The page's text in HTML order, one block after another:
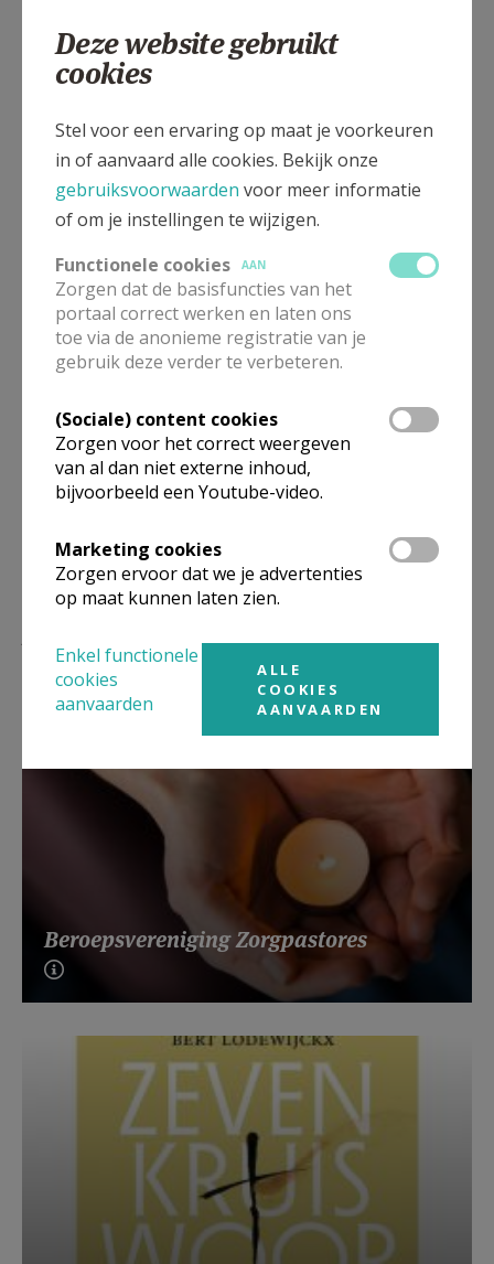
Pastorale Eenheid HH Prisca en Aquila
Meer
Artikel
Deel dit artikel
Beroepsvereniging Zorgpastores
Deze website gebruikt
cookies
Stel voor een ervaring op maat je voorkeuren
in of aanvaard alle cookies. Bekijk onze
gebruiksvoorwaarden voor meer informatie
of om je instellingen te wijzigen.
Functionele cookies
AAN
Zorgen dat de basisfuncties van het
portaal correct werken en laten ons
toe via de anonieme registratie van je
gebruik deze verder te verbeteren.
(Sociale) content cookies
Zorgen voor het correct weergeven
van al dan niet externe inhoud,
bijvoorbeeld een Youtube-video.
Marketing cookies
Zorgen ervoor dat we je advertenties
op maat kunnen laten zien.
Enkel functionele
cookies
aanvaarden
ALLE
COOKIES
AANVAARDEN